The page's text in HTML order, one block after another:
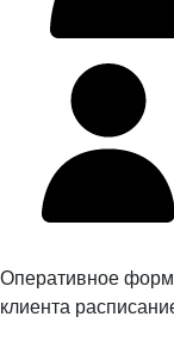
Оперативное
клиента